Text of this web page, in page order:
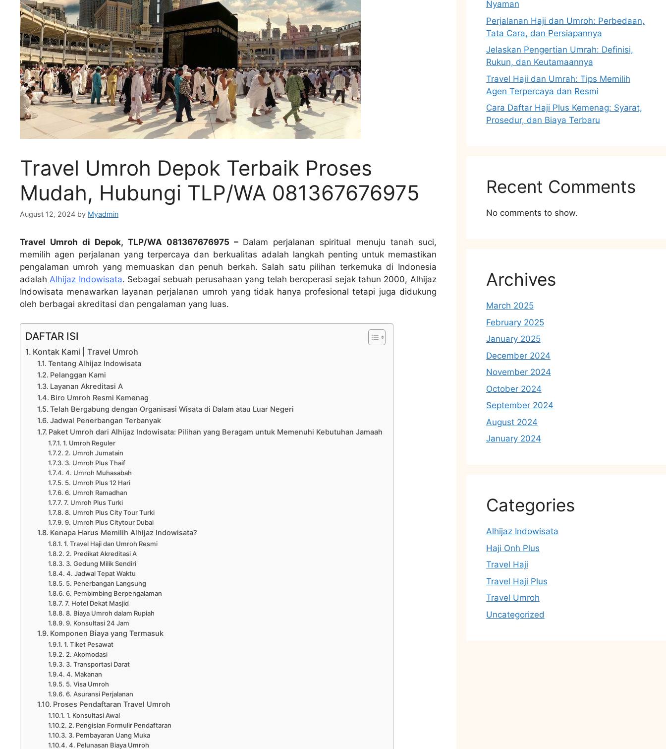
Travel Umroh Depok Terbaik Proses
Mudah, Hubungi TLP/WA 081367676975
August 12, 2024 by Myadmin
Travel Umroh di Depok, TLP/WA 081367676975 – Dalam perjalanan spiritual menuju tanah suci,
memilih agen perjalanan yang terpercaya dan berkualitas adalah langkah penting untuk memastikan
pengalaman umroh yang memuaskan dan penuh berkah. Salah satu pilihan terkemuka di Indonesia
adalahAlhijaz Indowisata. Sebagai sebuah perusahaan yang telah beroperasi sejak tahun 2000, Alhijaz
Indowisata menawarkan layanan perjalanan umroh yang tidak hanya profesional tetapi juga didukung
oleh berbagai akreditasi dan pengalaman yang luas.
DAFTAR ISI
Kontak Kami | Travel Umroh
Tentang Alhijaz Indowisata
Pelanggan Kami
Layanan Akreditasi A
Biro Umroh Resmi Kemenag
Telah Bergabung dengan Organisasi Wisata di Dalam atau Luar Negeri
Jadwal Penerbangan Terbanyak
Paket Umroh dari Alhijaz Indowisata: Pilihan yang Beragam untuk Memenuhi Kebutuhan Jamaah
1. Umroh Reguler
2. Umroh Jumatain
3. Umroh Plus Thaif
4. Umroh Muhasabah
5. Umroh Plus 12 Hari
6. Umroh Ramadhan
7. Umroh Plus Turki
8. Umroh Plus City Tour Turki
9. Umroh Plus Citytour Dubai
Kenapa Harus Memilih Alhijaz Indowisata?
1. Travel Haji dan Umroh Resmi
2. Predikat Akreditasi A
3. Gedung Milik Sendiri
4. Jadwal Tepat Waktu
5. Penerbangan Langsung
6. Pembimbing Berpengalaman
7. Hotel Dekat Masjid
8. Biaya Umroh dalam Rupiah
9. Konsultasi 24 Jam
Komponen Biaya yang Termasuk
1. Tiket Pesawat
2. Akomodasi
3. Transportasi Darat
4. Makanan
5. Visa Umroh
6. Asuransi Perjalanan
Proses Pendaftaran Travel Umroh
1. Konsultasi Awal
2. Pengisian Formulir Pendaftaran
3. Pembayaran Uang Muka
4. Pelunasan Biaya Umroh
Nyaman
Perjalanan Haji dan Umroh: Perbedaan,
Tata Cara, dan Persiapannya
Jelaskan Pengertian Umrah: Definisi,
Rukun, dan Keutamaannya
Travel Haji dan Umrah: Tips Memilih
Agen Terpercaya dan Resmi
Cara Daftar Haji Plus Kemenag: Syarat,
Prosedur, dan Biaya Terbaru
Recent Comments
No comments to show.
Archives
March 2025
February 2025
January 2025
December 2024
November 2024
October 2024
September 2024
August 2024
January 2024
Categories
Alhijaz Indowisata
Haji Onh Plus
Travel Haji
Travel Haji Plus
Travel Umroh
Uncategorized